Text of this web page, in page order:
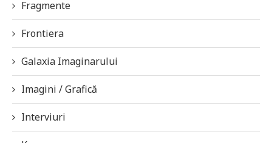
Fragmente
Frontiera
Galaxia Imaginarului
Imagini / Grafică
Interviuri